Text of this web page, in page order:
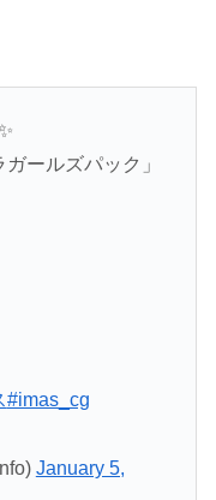
ールズパック」
#imas_cg
January 5,